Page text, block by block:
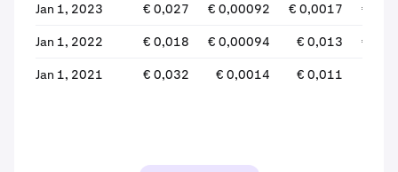
Jan 1, 2023 € 0,027 € 0,00092 € 0,0017 €
Jan 1, 2022 € 0,018 € 0,00094 € 0,013 €
Jan 1, 2021 € 0,032 € 0,0014 € 0,011